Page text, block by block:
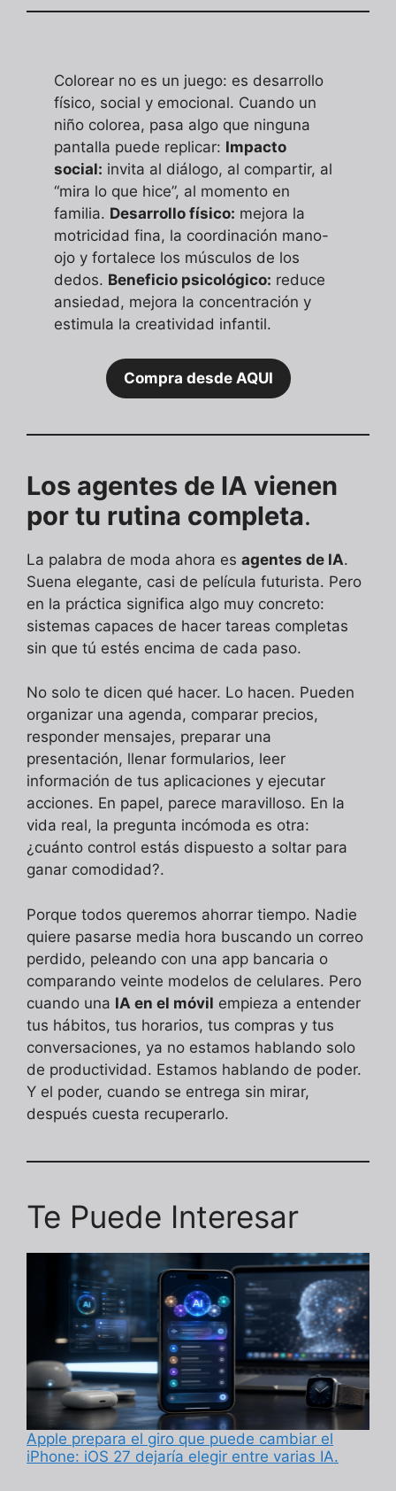
Colorear no es un juego: es desarrollo
físico, social y emocional. Cuando un
niño colorea, pasa algo que ninguna
pantalla puede replicar: Impacto
social: invita al diálogo, al compartir, al
“mira lo que hice”, al momento en
familia. Desarrollo físico: mejora la
motricidad fina, la coordinación mano-
ojo y fortalece los músculos de los
dedos. Beneficio psicológico: reduce
ansiedad, mejora la concentración y
estimula la creatividad infantil.
Compra desde AQUI
Los agentes de IA vienen
por tu rutina completa.
La palabra de moda ahora es agentes de IA.
Suena elegante, casi de película futurista. Pero
en la práctica significa algo muy concreto:
sistemas capaces de hacer tareas completas
sin que tú estés encima de cada paso.
No solo te dicen qué hacer. Lo hacen. Pueden
organizar una agenda, comparar precios,
responder mensajes, preparar una
presentación, llenar formularios, leer
información de tus aplicaciones y ejecutar
acciones. En papel, parece maravilloso. En la
vida real, la pregunta incómoda es otra:
¿cuánto control estás dispuesto a soltar para
ganar comodidad?.
Porque todos queremos ahorrar tiempo. Nadie
quiere pasarse media hora buscando un correo
perdido, peleando con una app bancaria o
comparando veinte modelos de celulares. Pero
cuando una IA en el móvil empieza a entender
tus hábitos, tus horarios, tus compras y tus
conversaciones, ya no estamos hablando solo
de productividad. Estamos hablando de poder.
Y el poder, cuando se entrega sin mirar,
después cuesta recuperarlo.
Te Puede Interesar
Apple prepara el giro que puede cambiar el
iPhone: iOS 27 dejaría elegir entre varias IA.